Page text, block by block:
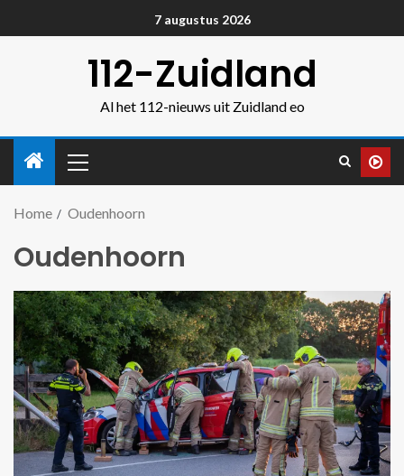
7 augustus 2026
112-Zuidland
Al het 112-nieuws uit Zuidland eo
Home Oudenhoorn
Oudenhoorn